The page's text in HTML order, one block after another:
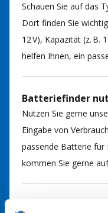
Schauen Sie auf das
Dort finden Sie
12 V), Kapazität (z. B.
helfen Ihnen, ein
Batteriefinder
Nutzen Sie gerne
Eingabe von
passende Batterie für
kommen Sie gerne